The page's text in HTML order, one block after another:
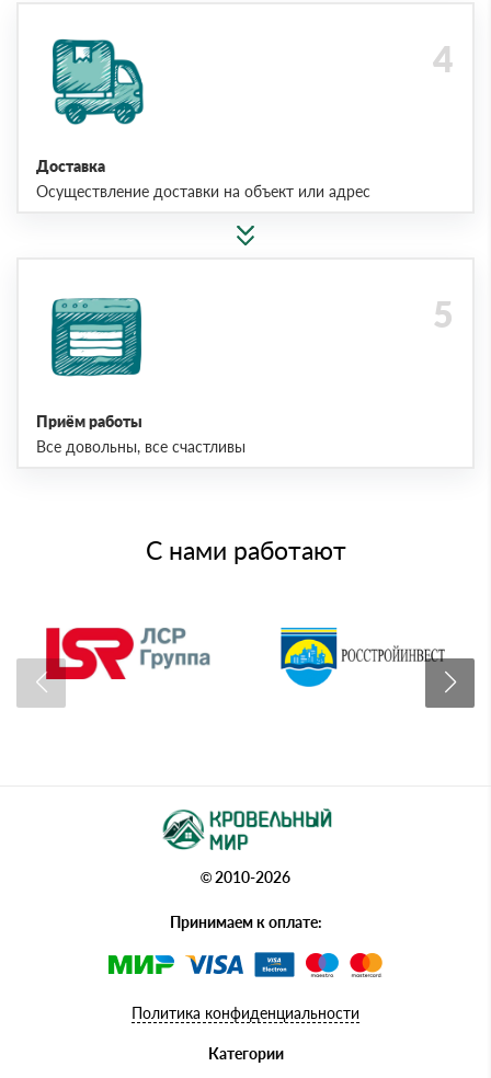
Доставка
Осуществление доставки на объект или адрес
Приём работы
Все довольны, все счастливы
С нами работают
© 2010-2026
Принимаем к оплате:
Политика конфиденциальности
Категории